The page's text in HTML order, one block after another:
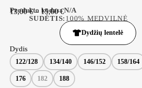
Produkto kodas:N/A
SUDĖTIS:100% MEDVILNĖ
13,00€ – 15,00€
Dydžių lentelė
Dydis
122/128 134/140 146/152 158/164
176 182 188